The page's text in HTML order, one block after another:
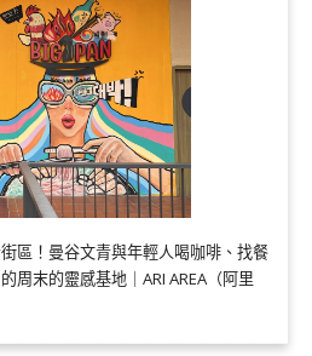
區！曼谷文青與年輕人喝咖啡、找餐
周末的靈感基地｜ARI AREA（阿里